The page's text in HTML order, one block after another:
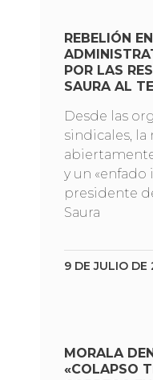
REBELIÓN
POR LAS
SAURA AL
Desde las
sindicales, la
y un «enfado
presidente
Saura
9 DE JULIO DE
MORALA
«COLAPSO